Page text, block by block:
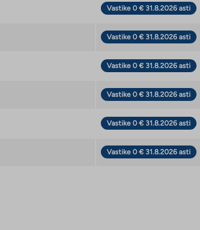
Vastike 0 € 31.8.2026 asti
Vastike 0 € 31.8.2026 asti
Vastike 0 € 31.8.2026 asti
Vastike 0 € 31.8.2026 asti
Vastike 0 € 31.8.2026 asti
Vastike 0 € 31.8.2026 asti